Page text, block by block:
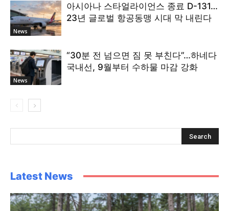
News
아시아나 스타얼라이언스 종료 D-131…
23년 글로벌 항공동맹 시대 막 내린다
News
“30분 전 넘으면 짐 못 부친다”…하네다
국내선, 9월부터 수하물 마감 강화
Latest News